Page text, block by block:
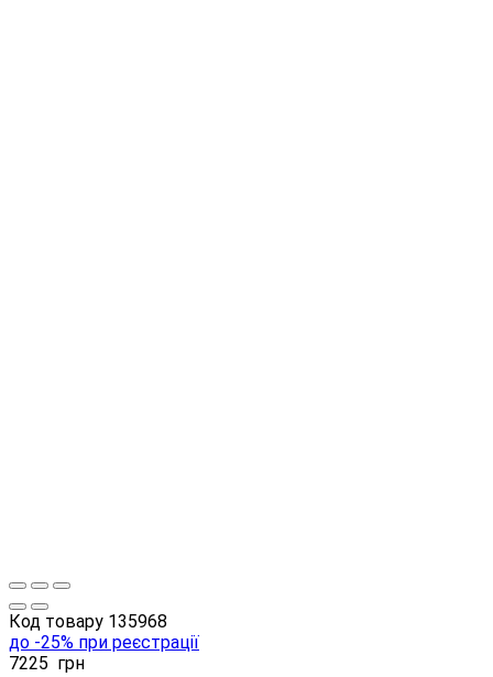
Код товару 135968
до -25% при реєстрації
7225 грн